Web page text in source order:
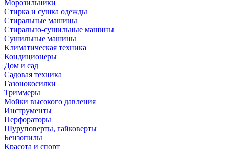
Морозильники
Стирка и сушка одежды
Стиральные машины
Стирально-сушильные машины
Сушильные машины
Климатическая техника
Кондиционеры
Дом и сад
Садовая техника
Газонокосилки
Триммеры
Мойки высокого давления
Инструменты
Перфораторы
Шуруповерты, гайковерты
Бензопилы
Красота и спорт